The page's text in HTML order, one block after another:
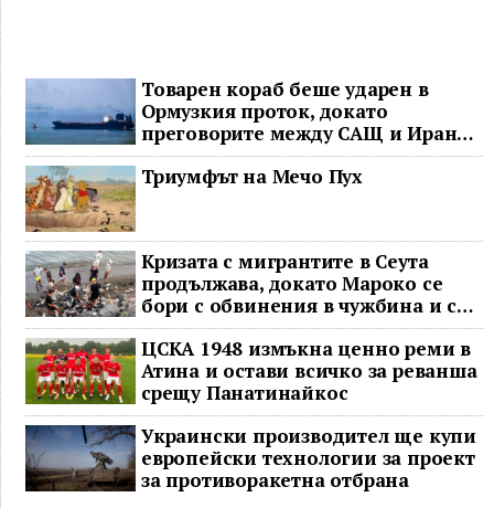
Товарен кораб беше ударен в
Ормузкия проток, докато
преговорите между САЩ и Иран
останаха в безизходица
Триумфът на Мечо Пух
Кризата с мигрантите в Сеута
продължава, докато Мароко се
бори с обвинения в чужбина и с
гнева у дома
ЦСКА 1948 измъкна ценно реми в
Атина и остави всичко за реванша
срещу Панатинайкос
Украински производител ще купи
европейски технологии за проект
за противоракетна отбрана